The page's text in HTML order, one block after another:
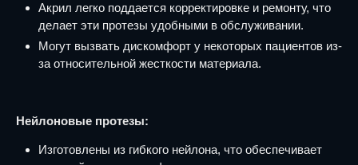
Акрил легко поддается корректировке и ремонту, что
делает эти протезы удобными в обслуживании.
Могут вызвать дискомфорт у некоторых пациентов из-
за относительной жесткости материала.
Нейлоновые протезы:
Изготовлены из гибкого нейлона, что обеспечивает